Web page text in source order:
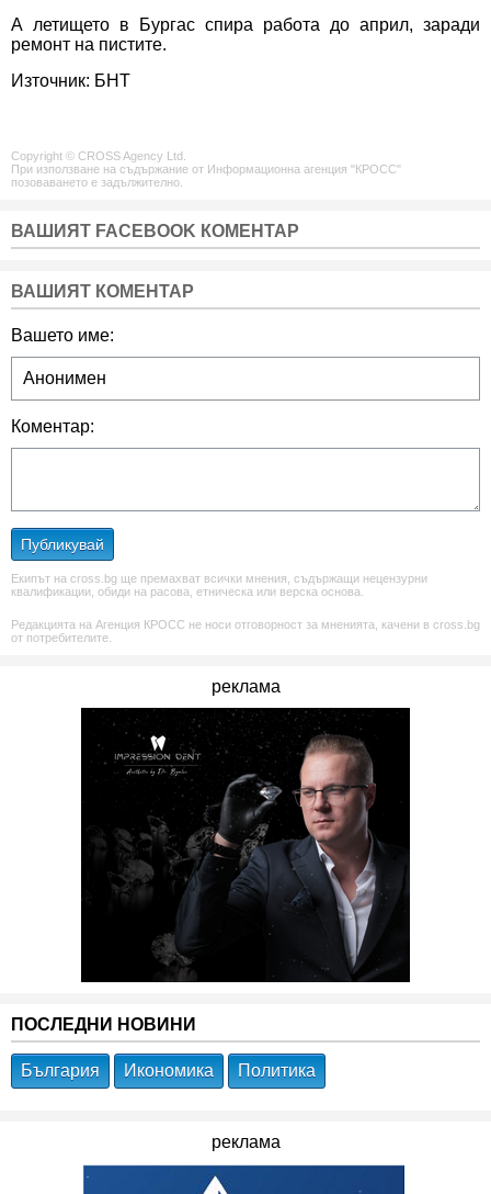
А летището в Бургас спира работа до април, заради
ремонт на пистите.
Източник: БНТ
Copyright © CROSS Agency Ltd.
При използване на съдържание от Информационна агенция "КРОСС"
позоваването е задължително.
ВАШИЯТ FACEBOOK КОМЕНТАР
ВАШИЯТ КОМЕНТАР
Вашето име:
Коментар:
Публикувай
Екипът на cross.bg ще премахват всички мнения, съдържащи нецензурни
квалификации, обиди на расова, етническа или верска основа.
Редакцията на Агенция КРОСС не носи отговорност за мненията, качени в cross.bg
от потребителите.
реклама
ПОСЛЕДНИ НОВИНИ
България Икономика Политика
реклама